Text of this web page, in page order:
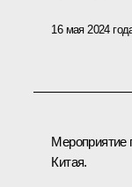
16 мая 2024
Мероприятие
Китая.